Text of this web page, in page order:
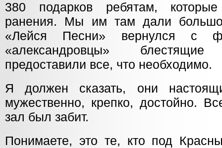
380 подарков ребятам,
ранения. Мы им там дали
«Лейся Песни» вернулся с
«александровцы»
предоставили все, что необходимо.
Я должен сказать, они
мужественно, крепко, достойно.
зал был забит.
Понимаете, это те, кто под